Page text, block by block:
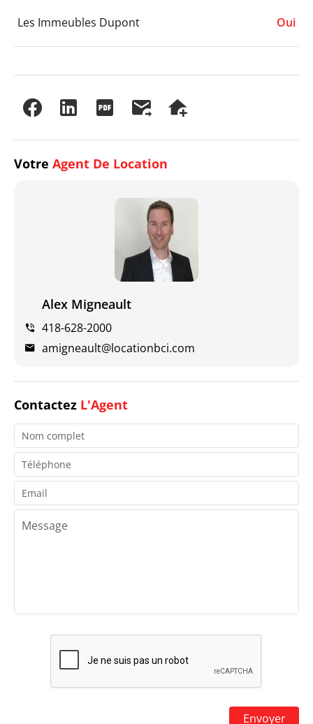
Les Immeubles Dupont Oui
Votre Agent De Location
Alex Migneault
418-628-2000
amigneault@locationbci.com
Contactez L'Agent